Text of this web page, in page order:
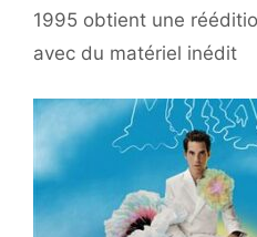
1995 obtient une
avec du matériel inédit